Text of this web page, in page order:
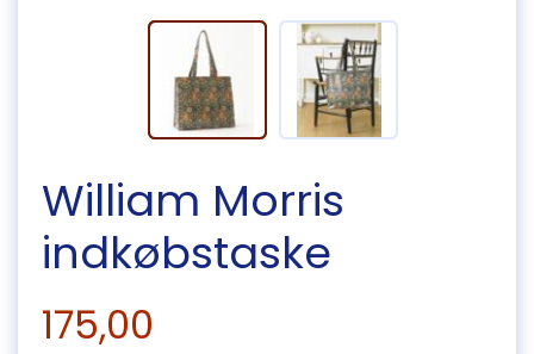
William Morris
indkøbstaske
175,00